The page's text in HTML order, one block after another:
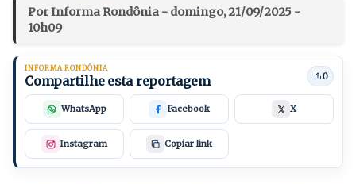
Por Informa Rondônia - domingo, 21/09/2025 -
10h09
INFORMA RONDÔNIA
Compartilhe esta reportagem 0
WhatsApp Facebook X
Instagram Copiar link